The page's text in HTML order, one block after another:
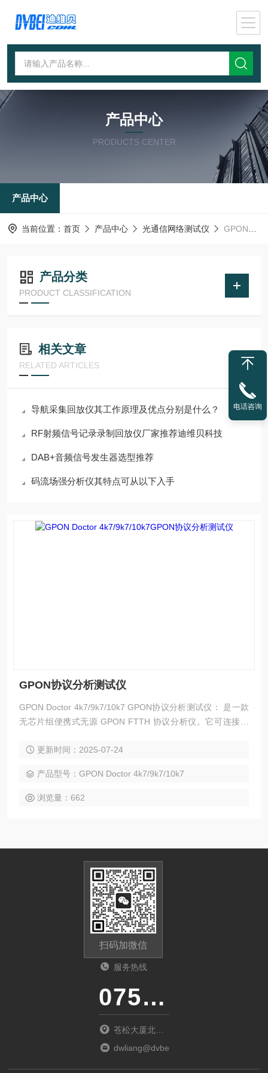
产品中心
PRODUCTS CENTER
产品中心
当前位置： 首页 产品中心 光通信网络测试仪 GPON协议分析仪
产品分类
PRODUCT CLASSIFICATION
相关文章
RELATED ARTICLES
导航采集回放仪其工作原理及优点分别是什么？
RF射频信号记录录制回放仪厂家推荐迪维贝科技
DAB+音频信号发生器选型推荐
码流场强分析仪其特点可从以下入手
GPON协议分析测试仪
GPON Doctor 4k7/9k7/10k7 GPON协议分析测试仪： 是一款
无芯片组便携式无源 GPON FTTH 协议分析仪。它可连接到
PLOAM 和 OMCI 级的所有控制信息。
更新时间：2025-07-24
产品型号：GPON Doctor 4k7/9k7/10k7
浏览量：662
扫码加微信
服务热线
0755-23481139
苍松大厦北座
1901
dwliang@dvbei.com
电话咨询